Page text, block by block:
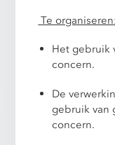
Te organiseren:
Het gebruik
concern.
De
gebruik van
concern.